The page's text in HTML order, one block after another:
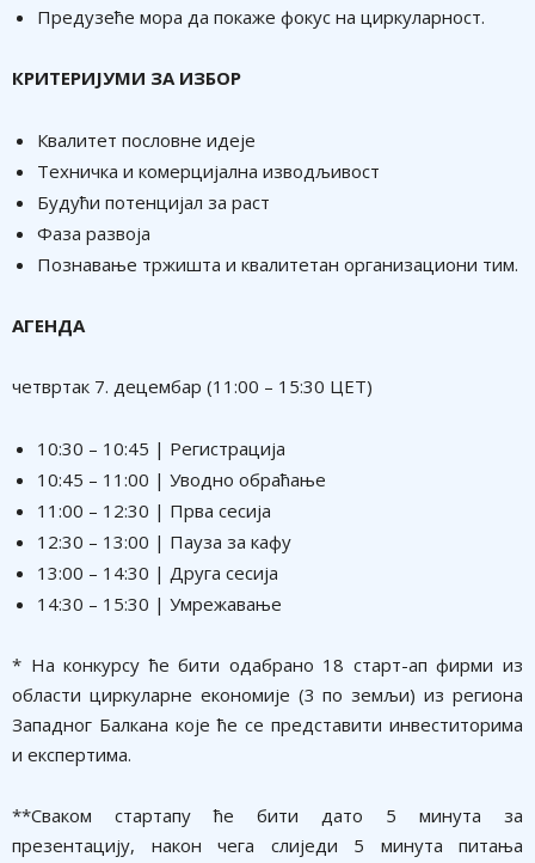
Предузеће мора да покаже фокус на циркуларност.
КРИТЕРИЈУМИ ЗА ИЗБОР
Квалитет пословне идеје
Техничка и комерцијална изводљивост
Будући потенцијал за раст
Фаза развоја
Познавање тржишта и квалитетан организациони тим.
АГЕНДА
четвртак 7. децембар (11:00 – 15:30 ЦЕТ)
10:30 – 10:45 | Регистрација
10:45 – 11:00 | Уводно обраћање
11:00 – 12:30 | Прва сесија
12:30 – 13:00 | Пауза за кафу
13:00 – 14:30 | Друга сесија
14:30 – 15:30 | Умрежавање
* На конкурсу ће бити одабрано 18 старт-aп фирми из
области циркуларне економије (3 по земљи) из региона
Западног Балкана које ће се представити инвеститорима
и експертима.
**Сваком стартапу ће бити дато 5 минута за
презентацију, након чега слиједи 5 минута питања